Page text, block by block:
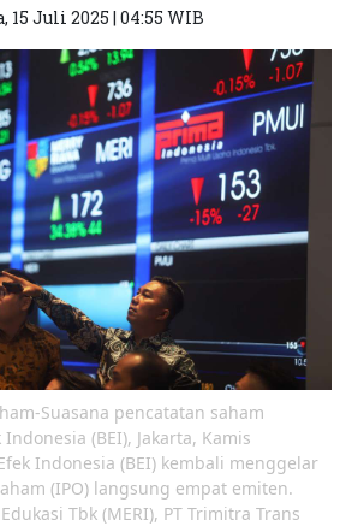
15 Juli 2025 | 04:55 WIB
Suasana pencatatan saham
(BEI), Jakarta, Kamis
Indonesia (BEI) kembali menggelar
(IPO) langsung empat emiten.
Tbk (MERI), PT Trimitra Trans